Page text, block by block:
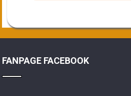
FANPAGE FACEBOOK